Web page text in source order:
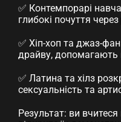
✅ Контемпорарі
глибокі почуття через
✅ Хіп-хоп та джаз-
драйву, допомагають
✅ Латина та хілз
сексуальність та
Результат: ви вчитеся